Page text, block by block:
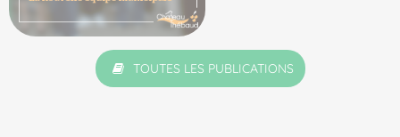
TOUTES LES PUBLICATIONS